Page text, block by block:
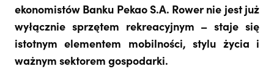
ekonomistów Banku Pekao S.A. Rower nie jest już
wyłącznie sprzętem rekreacyjnym – staje się
istotnym elementem mobilności, stylu życia i
ważnym sektorem gospodarki.